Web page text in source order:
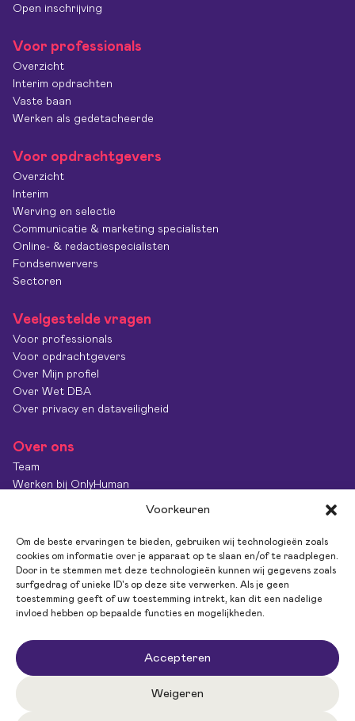
Voorkeuren
Om de beste ervaringen te bieden, gebruiken wij technologieën zoals
cookies om informatie over je apparaat op te slaan en/of te raadplegen.
Door in te stemmen met deze technologieën kunnen wij gegevens zoals
surfgedrag of unieke ID's op deze site verwerken. Als je geen
toestemming geeft of uw toestemming intrekt, kan dit een nadelige
invloed hebben op bepaalde functies en mogelijkheden.
Accepteren
Weigeren
Open inschrijving
Voor professionals
Overzicht
Interim opdrachten
Vaste baan
Werken als gedetacheerde
Voor opdrachtgevers
Overzicht
Interim
Werving en selectie
Communicatie & marketing specialisten
Online- & redactiespecialisten
Fondsenwervers
Sectoren
Veelgestelde vragen
Voor professionals
Voor opdrachtgevers
Over Mijn profiel
Over Wet DBA
Over privacy en dataveiligheid
Over ons
Team
Werken bij OnlyHuman
Diversiteit & Inclusie
OnlyImpact
Feedback